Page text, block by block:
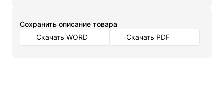
Cохранить описание товара
Скачать WORD
Скачать PDF